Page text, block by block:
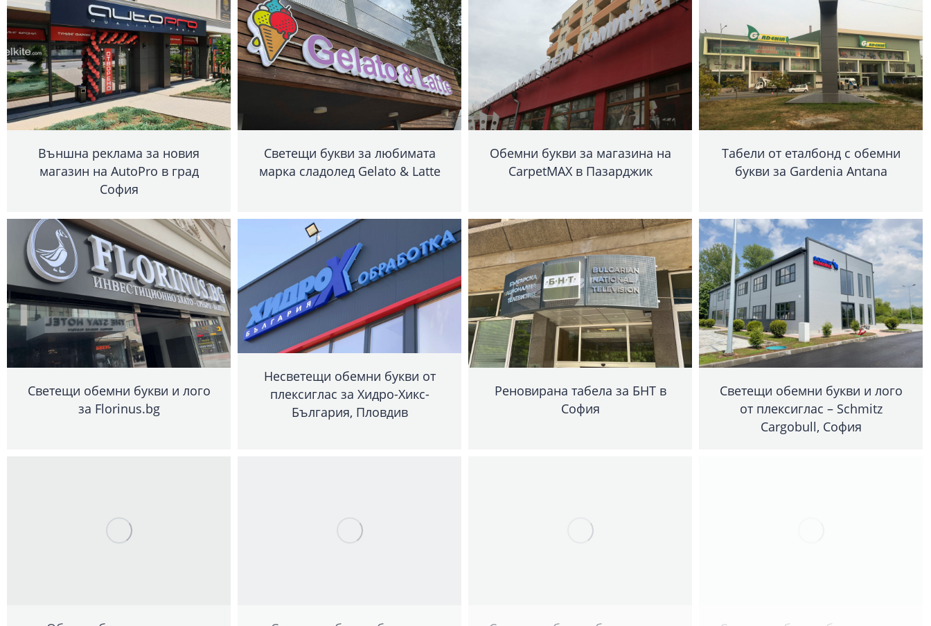
Външна реклама за новия
магазин на AutoPro в град
София
Светещи букви за любимата
марка сладолед Gelato & Latte
Обемни букви за магазина на
CarpetMAX в Пазарджик
Табели от еталбонд с обемни
букви за Gardenia Antana
Светещи обемни букви и лого
за Florinus.bg
Несветещи обемни букви от
плексиглас за Хидро-Хикс-
България, Пловдив
Реновирана табела за БНТ в
София
Светещи обемни букви и лого
от плексиглас – Schmitz
Cargobull, София